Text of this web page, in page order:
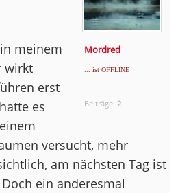
Mordred
... ist OFFLINE
Beiträge:2
meinem
wirkt
erst
es
versucht, mehr
am nächsten Tag ist
ein anderesmal